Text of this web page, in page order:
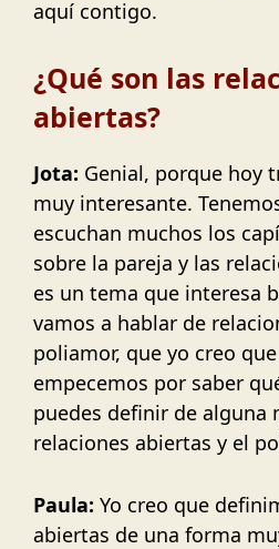
aquí contigo.
¿Qué son las
abiertas?
Jota: Genial, porque hoy
muy interesante.
escuchan muchos los
sobre la pareja y las
es un tema que interesa
vamos a hablar de
poliamor, que yo creo
empecemos por saber
puedes definir de alguna
relaciones abiertas y el
Paula: Yo creo que
abiertas de una forma